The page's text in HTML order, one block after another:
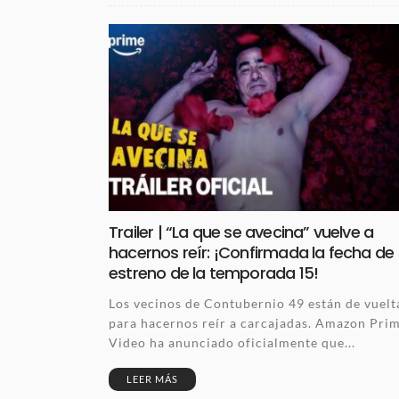
Trailer | “La que se avecina” vuelve a
hacernos reír: ¡Confirmada la fecha de
estreno de la temporada 15!
Los vecinos de Contubernio 49 están de
para hacernos reír a carcajadas. Amazon
Video ha anunciado oficialmente que...
LEER MÁS